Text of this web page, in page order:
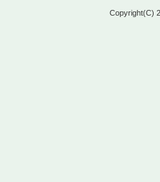
Copyright(C)